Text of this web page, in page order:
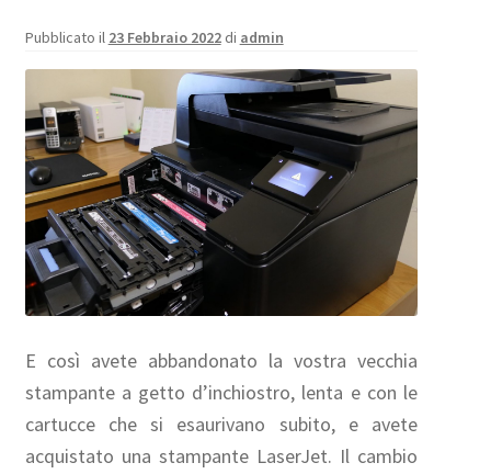
Pubblicato il 23 Febbraio 2022 di admin
E così avete abbandonato la vostra vecchia
stampante a getto d’inchiostro, lenta e con le
cartucce che si esaurivano subito, e avete
acquistato una stampante LaserJet. Il cambio